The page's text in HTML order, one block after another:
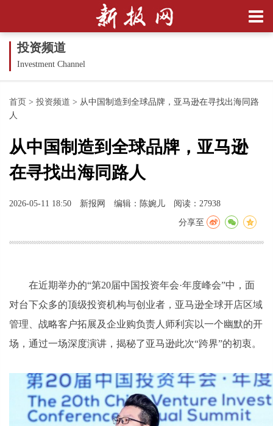
投资频道
Investment Channel
首页 > 投资频道 > 从中国制造到全球品牌，亚马逊在寻找出海同路
人
从中国制造到全球品牌，亚马逊
在寻找出海同路人
2026-05-11 18:50 新报网 编辑：陈婉儿 阅读：27938
分享至
在近期举办的“第20届中国投资年会·年度峰会”中，面
对台下众多的顶级投资机构与创业者，亚马逊全球开店区域
管理、战略客户拓展及企业购负责人师利宾以一个幽默的开
场，通过一场深度演讲，揭秘了亚马逊此次“跨界”的初衷。